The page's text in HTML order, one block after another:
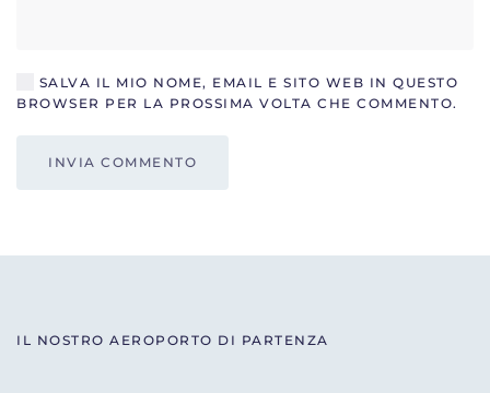
SALVA IL MIO NOME, EMAIL E SITO WEB IN QUESTO
BROWSER PER LA PROSSIMA VOLTA CHE COMMENTO.
INVIA COMMENTO
IL NOSTRO AEROPORTO DI PARTENZA